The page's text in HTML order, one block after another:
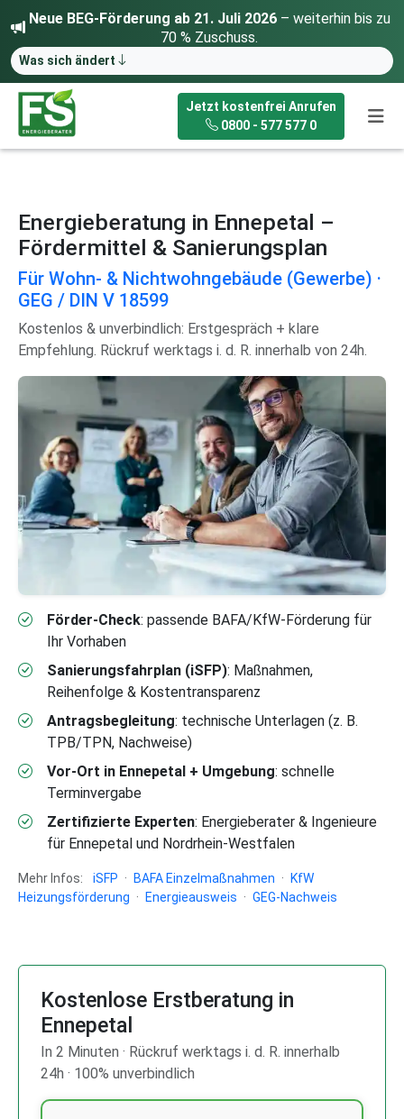
Neue BEG-Förderung ab 21. Juli 2026– weiterhin bis zu
70 % Zuschuss.
Was sich ändert
Jetzt kostenfrei Anrufen
0800 - 577 577 0
Energieberatung in Ennepetal –
Fördermittel & Sanierungsplan
Für Wohn- & Nichtwohngebäude (Gewerbe) ·
GEG / DIN V 18599
Kostenlos & unverbindlich: Erstgespräch + klare
Empfehlung. Rückruf werktags i. d. R. innerhalb von 24h.
Förder-Check: passende BAFA/KfW-Förderung für
Ihr Vorhaben
Sanierungsfahrplan (iSFP): Maßnahmen,
Reihenfolge & Kostentransparenz
Antragsbegleitung: technische Unterlagen (z. B.
TPB/TPN, Nachweise)
Vor-Ort in Ennepetal + Umgebung: schnelle
Terminvergabe
Zertifizierte Experten: Energieberater & Ingenieure
für Ennepetal und Nordrhein-Westfalen
Mehr Infos: iSFP · BAFA Einzelmaßnahmen ·
KfW
Heizungsförderung · Energieausweis · GEG-Nachweis
Kostenlose Erstberatung in
Ennepetal
In 2 Minuten · Rückruf werktags i. d. R. innerhalb
24h · 100% unverbindlich